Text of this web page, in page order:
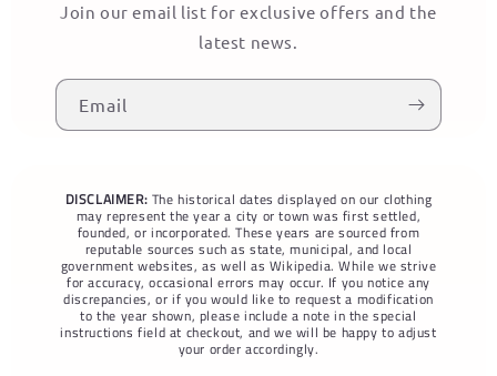
Join our email list for exclusive offers and the
latest news.
Email
DISCLAIMER: The historical dates displayed on our clothing
may represent the year a city or town was first settled,
founded, or incorporated. These years are sourced from
reputable sources such as state, municipal, and local
government websites, as well as Wikipedia. While we strive
for accuracy, occasional errors may occur. If you notice any
discrepancies, or if you would like to request a modification
to the year shown, please include a note in the special
instructions field at checkout, and we will be happy to adjust
your order accordingly.